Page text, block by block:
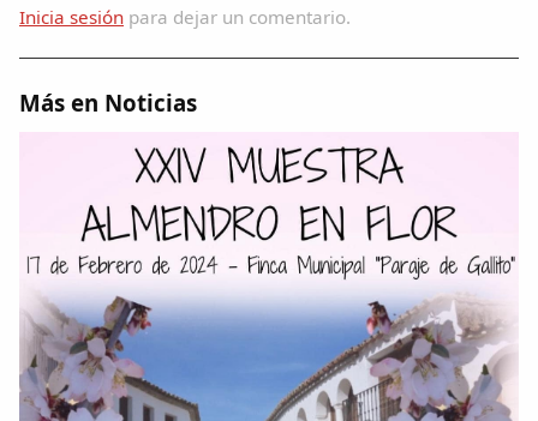
Inicia sesión para dejar un comentario.
Más en Noticias